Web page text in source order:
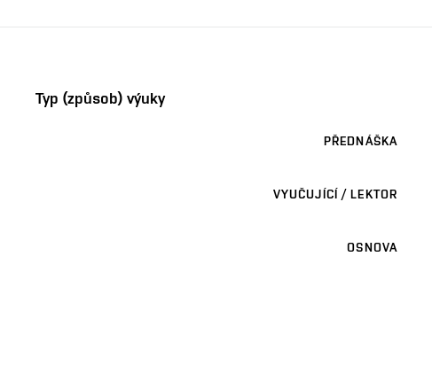
Typ (způsob) výuky
PŘEDNÁŠKA
VYUČUJÍCÍ / LEKTOR
OSNOVA